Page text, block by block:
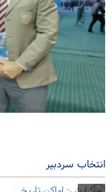
برق ورزشگاه وسط
انتخاب سردبیر